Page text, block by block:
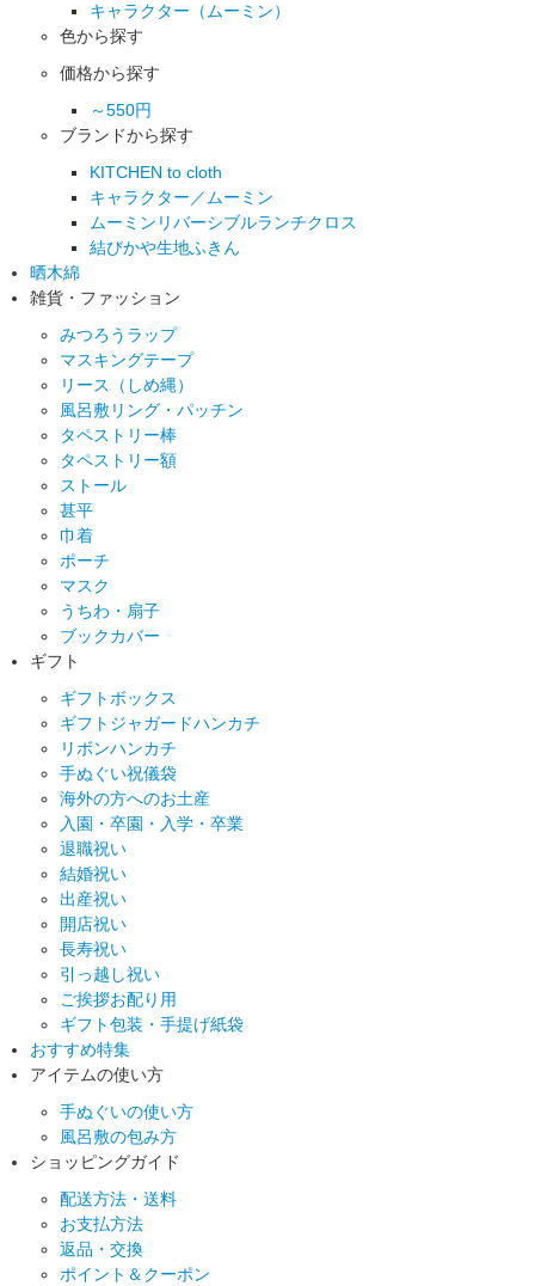
キャラクター（ムーミン）
色から探す
価格から探す
～550円
ブランドから探す
KITCHEN to cloth
キャラクター／ムーミン
ムーミンリバーシブルランチクロス
結びかや生地ふきん
晒木綿
雑貨・ファッション
みつろうラップ
マスキングテープ
リース（しめ縄）
風呂敷リング・パッチン
タペストリー棒
タペストリー額
ストール
甚平
巾着
ポーチ
マスク
うちわ・扇子
ブックカバー
ギフト
ギフトボックス
ギフトジャガードハンカチ
リボンハンカチ
手ぬぐい祝儀袋
海外の方へのお土産
入園・卒園・入学・卒業
退職祝い
結婚祝い
出産祝い
開店祝い
長寿祝い
引っ越し祝い
ご挨拶お配り用
ギフト包装・手提げ紙袋
おすすめ特集
アイテムの使い方
手ぬぐいの使い方
風呂敷の包み方
ショッピングガイド
配送方法・送料
お支払方法
返品・交換
ポイント＆クーポン